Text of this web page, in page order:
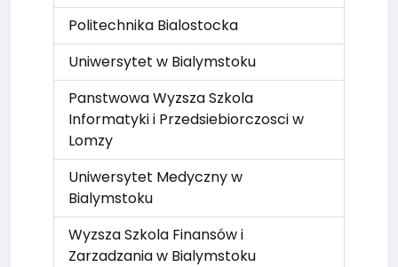
Politechnika Bialostocka
Uniwersytet w Bialymstoku
Panstwowa Wyzsza Szkola
Informatyki i Przedsiebiorczosci w
Lomzy
Uniwersytet Medyczny w
Bialymstoku
Wyzsza Szkola Finansów i
Zarzadzania w Bialymstoku